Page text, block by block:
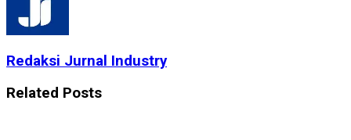
Redaksi Jurnal Industry
Related Posts